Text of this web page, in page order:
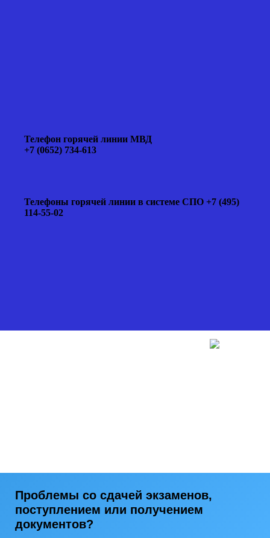
Телефон горячей линии МВД
+7 (0652) 734-613
Телефоны горячей линии в системе СПО +7 (495)
114-55-02
Проблемы со сдачей экзаменов,
поступлением или получением
документов?